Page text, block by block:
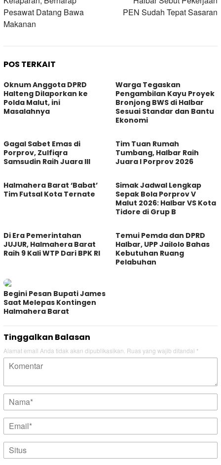
Pesawat Datang Bawa
Makanan
PEN Sudah Tepat Sasaran
POS TERKAIT
Oknum Anggota DPRD
Halteng Dilaporkan ke
Polda Malut, ini
Masalahnya
Warga Tegaskan
Pengambilan Kayu Proyek
Bronjong BWS di Halbar
Sesuai Standar dan Bantu
Ekonomi
Gagal Sabet Emas di
Porprov, Zulfiqra
Samsudin Raih Juara III
Tim Tuan Rumah
Tumbang, Halbar Raih
Juara I Porprov 2026
Halmahera Barat ‘Babat’
Tim Futsal Kota Ternate
Simak Jadwal Lengkap
Sepak Bola Porprov V
Malut 2026: Halbar VS Kota
Tidore di Grup B
Di Era Pemerintahan
JUJUR, Halmahera Barat
Raih 9 Kali WTP Dari BPK RI
Temui Pemda dan DPRD
Halbar, UPP Jailolo Bahas
Kebutuhan Ruang
Pelabuhan
Begini Pesan Bupati James
Saat Melepas Kontingen
Halmahera Barat
Tinggalkan Balasan
Alamat email Anda tidak akan dipublikasikan. Ruas yang wajib ditandai *